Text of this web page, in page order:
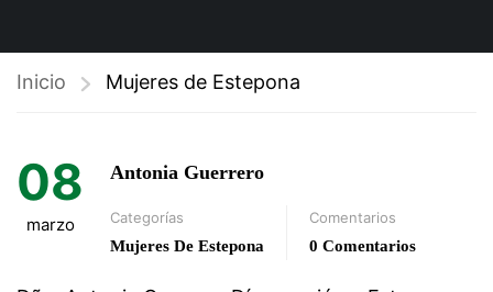
Inicio Mujeres de Estepona
08
marzo
Antonia Guerrero
Categorías
Mujeres De Estepona
Comentarios
0 Comentarios